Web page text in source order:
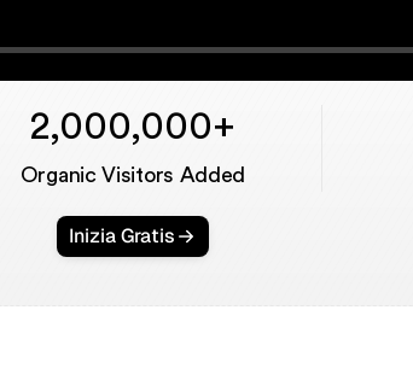
2,000,000+
Organic Visitors Added
Inizia Gratis